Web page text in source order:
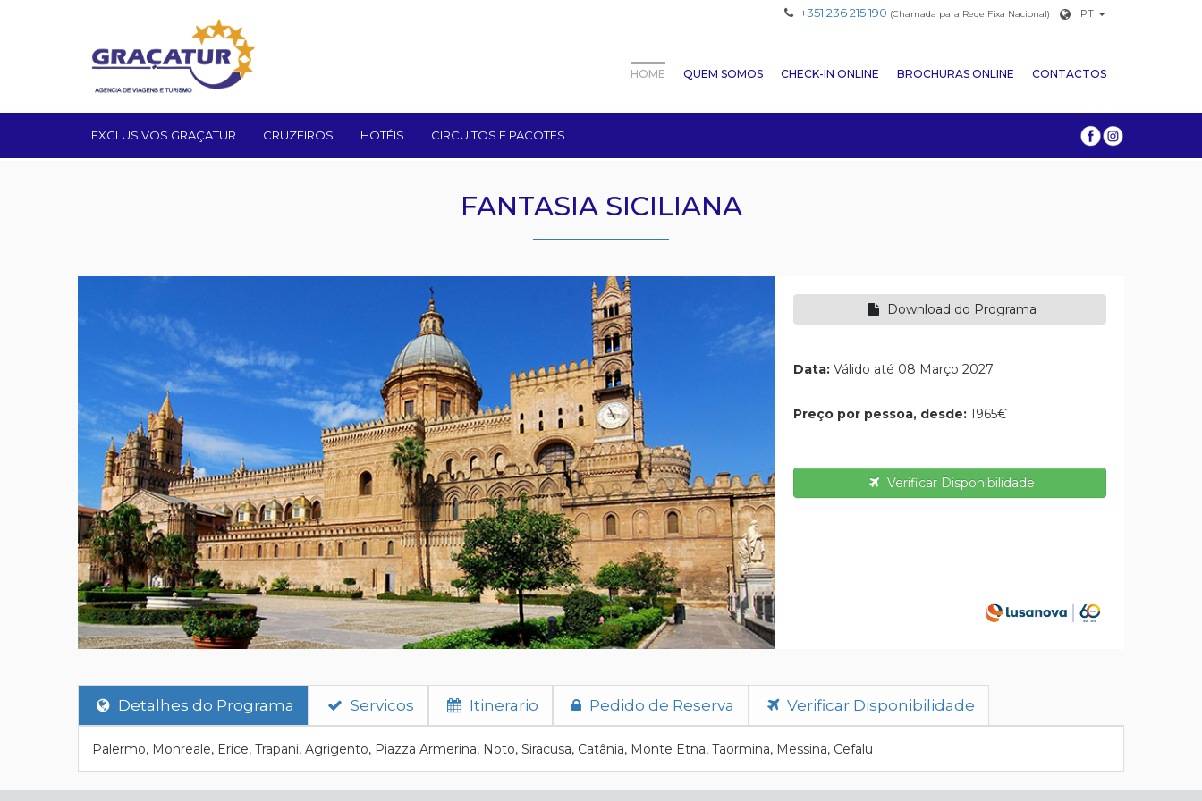
+351 236 215 190 (Chamada para Rede Fixa Nacional) | PT
HOME QUEM SOMOS CHECK-IN ONLINE BROCHURAS ONLINE CONTACTOS
EXCLUSIVOS GRAÇATUR CRUZEIROS HOTÉIS CIRCUITOS E PACOTES
FANTASIA SICILIANA
Download do Programa
Data: Válido até 08 Março 2027
Preço por pessoa, desde: 1965€
Verificar Disponibilidade
Detalhes do Programa Servicos Itinerario Pedido de Reserva Verificar Disponibilidade
Palermo, Monreale, Erice, Trapani, Agrigento, Piazza Armerina, Noto, Siracusa, Catânia, Monte Etna, Taormina, Messina, Cefalu